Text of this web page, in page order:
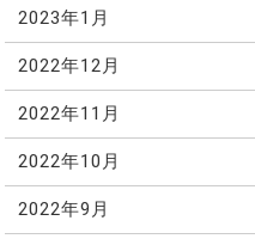
2023年1月
2022年12月
2022年11月
2022年10月
2022年9月